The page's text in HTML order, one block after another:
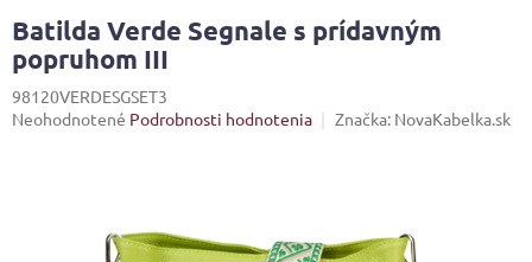
Batilda Verde Segnale s prídavným
popruhom III
98120VERDESGSET3
Priemerné
Neohodnotené Podrobnosti hodnotenia Značka: NovaKabelka.sk